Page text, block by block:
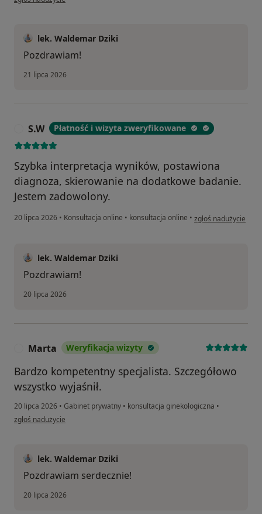
lek. Waldemar Dziki
Pozdrawiam!
21 lipca 2026
S.W Płatność i wizyta zweryfikowane
Szybka interpretacja wyników, postawiona
diagnoza, skierowanie na dodatkowe badanie.
Jestem zadowolony.
20 lipca 2026 • Konsultacja online • konsultacja online • w opinii użytkownika
zgłoś nadużycie
lek. Waldemar Dziki
Pozdrawiam!
20 lipca 2026
Marta Weryfikacja wizyty
Bardzo kompetentny specjalista. Szczegółowo
wszystko wyjaśnił.
20 lipca 2026 • Gabinet prywatny • konsultacja ginekologiczna •
w opinii użytkownika Marta
zgłoś nadużycie
lek. Waldemar Dziki
Pozdrawiam serdecznie!
20 lipca 2026